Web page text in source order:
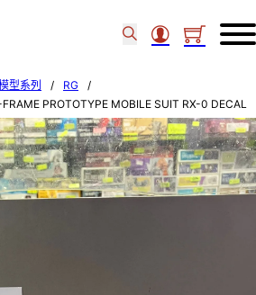
型系列 / RG
/
PROTOTYPE MOBILE SUIT RX-0 DECAL